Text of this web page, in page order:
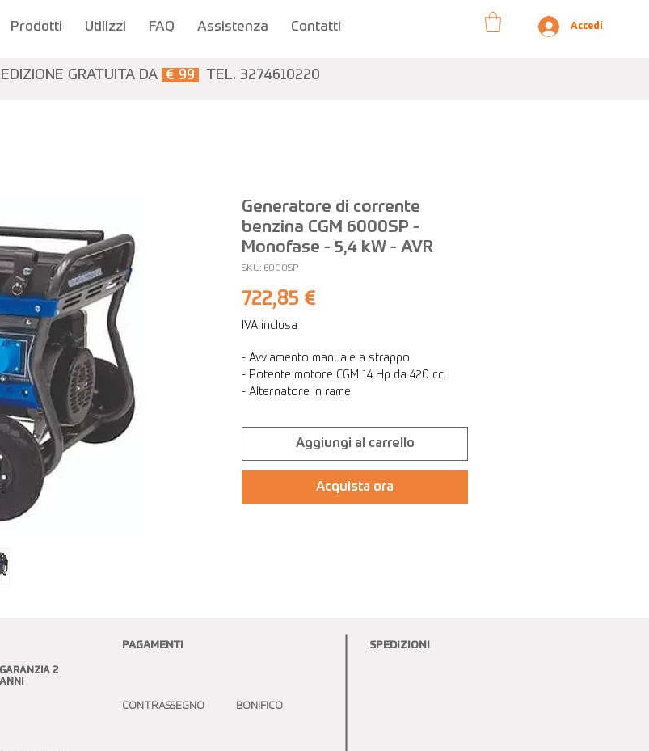
Prodotti Utilizzi FAQ Assistenza Contatti Accedi
GRATUITA DA € 99 TEL. 3274610220
Generatore di corrente
benzina CGM 6000SP -
Monofase - 5,4 kW - AVR
SKU: 6000SP
722,85 €
IVA inclusa
- Avviamento manuale a strappo
- Potente motore CGM 14 Hp da 420 cc.
- Alternatore in rame
Aggiungi al carrello
Acquista ora
GARANZIA 2
ANNI
PAGAMENTI
CONTRASSEGNO BONIFICO
SPEDIZIONI